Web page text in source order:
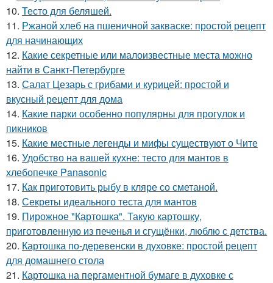
10. Тесто для беляшей.
11. Ржаной хлеб на пшеничной закваске: простой рецепт
для начинающих
12. Какие секретные или малоизвестные места можно
найти в Санкт-Петербурге
13. Салат Цезарь с грибами и курицей: простой и
вкусный рецепт для дома
14. Какие парки особенно популярны для прогулок и
пикников
15. Какие местные легенды и мифы существуют о Чите
16. Удобство на вашей кухне: тесто для мантов в
хлебопечке Panasonic
17. Как приготовить рыбу в кляре со сметаной.
18. Секреты идеального теста для мантов
19. Пирожное "Картошка". Такую картошку,
приготовленную из печенья и сгущёнки, люблю с детства.
20. Картошка по-деревенски в духовке: простой рецепт
для домашнего стола
21. Картошка на пергаментной бумаге в духовке с